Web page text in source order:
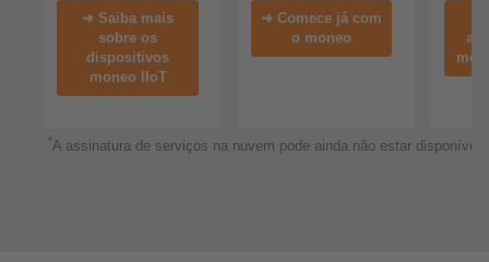
➜ Saiba mais
sobre os
dispositivos
moneo IIoT
➜ Comece já com
o moneo
*A assinatura de serviços na nuvem pode ainda não estar disponível